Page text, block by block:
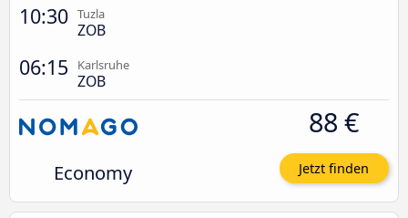
10:30 Tuzla
ZOB
06:15 Karlsruhe
ZOB
Economy
88 €
Jetzt finden